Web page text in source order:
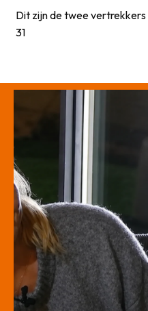
Dit zijn de twee
31